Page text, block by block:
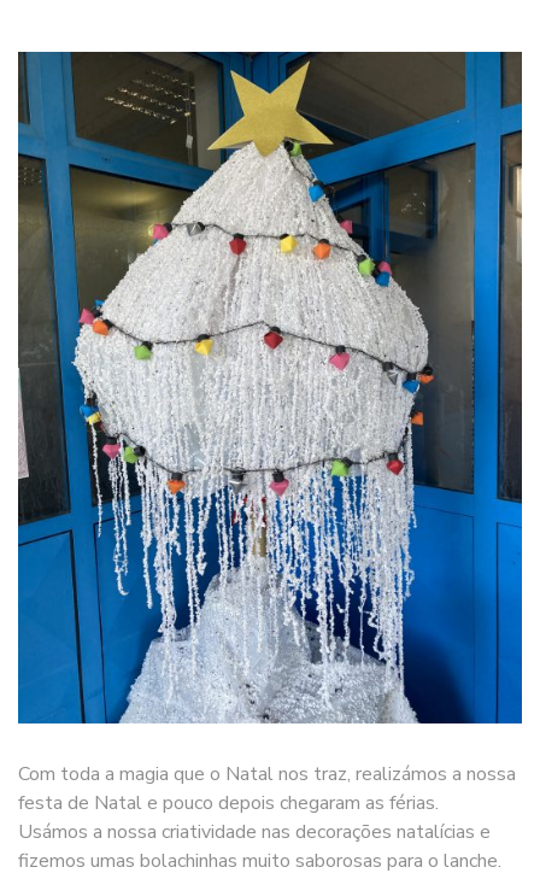
Com toda a magia que o Natal nos traz, realizámos a nossa
festa de Natal e pouco depois chegaram as férias.
Usámos a nossa criatividade nas decorações natalícias e
fizemos umas bolachinhas muito saborosas para o lanche.